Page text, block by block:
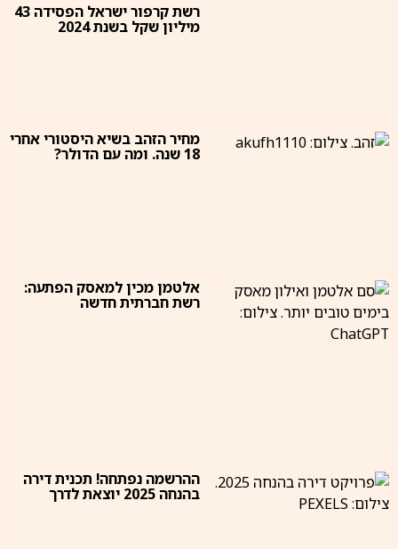
רשת קרפור ישראל הפסידה 43
מיליון שקל בשנת 2024
מחיר הזהב בשיא היסטורי אחרי
18 שנה. ומה עם הדולר?
אלטמן מכין למאסק הפתעה:
רשת חברתית חדשה
ההרשמה נפתחה! תכנית דירה
בהנחה 2025 יוצאת לדרך